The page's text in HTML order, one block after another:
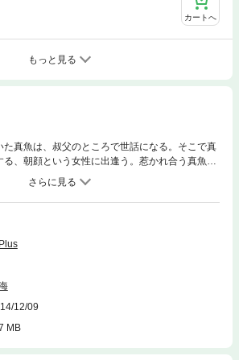
カートへ
もっと見る
た真魚は、叔父のところで世話になる。そこで真
、朝顔という女性に出逢う。惹かれ合う真魚と
魚の悟りを求める気持ちは日々高まってゆくのだ
12/09
MB